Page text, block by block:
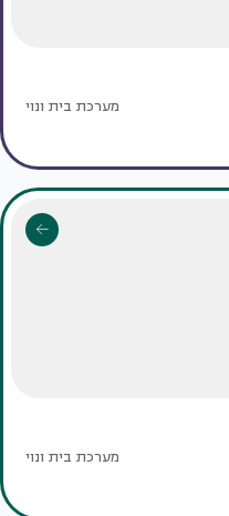
מערכת בית ונוי
מערכת בית ונוי